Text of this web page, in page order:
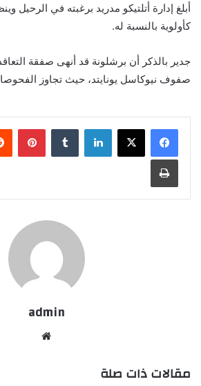
أبلغ إدارة أتلتيكو مدريد برغبته في الرحيل
كأولوية بالنسبة له.
جدير بالذكر أن برشلونة قد أنهى صفقة
صفوف نيوكاسل يونايتد، حيث تجاوز
لينكدإن
طباعة
admin
مقالات ذات صلة